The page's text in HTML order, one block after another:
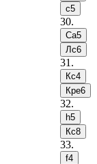
c5
30.
Сa5
Лc6
31 .
Кc4
Крe6
32.
h5
Кc8
33.
f4